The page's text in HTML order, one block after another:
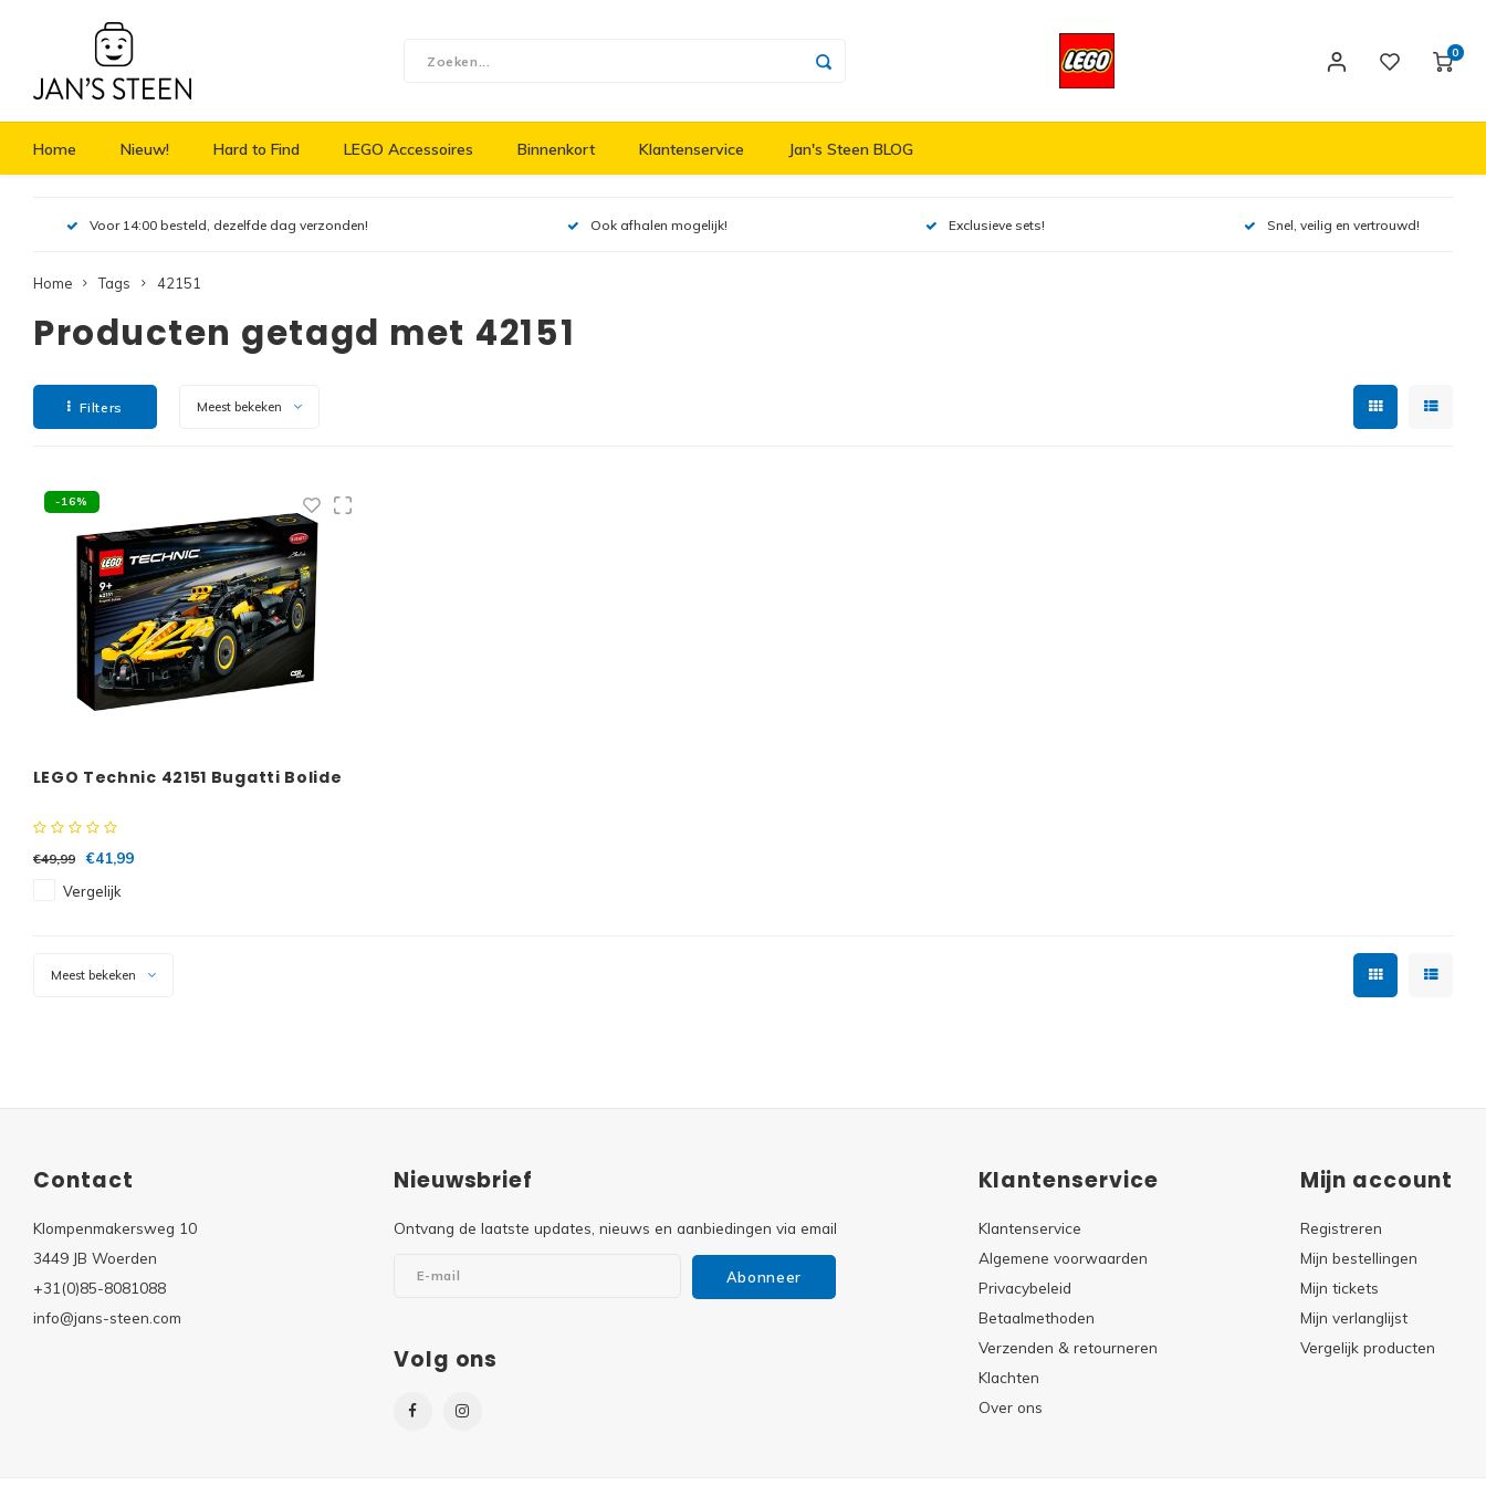
0
Home Nieuw! Hard to Find LEGO Accessoires Binnenkort Klantenservice Jan's Steen BLOG
Voor 14:00 besteld, dezelfde dag verzonden! Ook afhalen mogelijk! Exclusieve sets! Snel, veilig en vertrouwd!
Home Tags 42151
Producten getagd met 42151
Filters Meest bekeken
-16%
LEGO Technic 42151 Bugatti Bolide
€49,99
€41,99
Vergelijk
Meest bekeken
Contact
Klompenmakersweg 10
3449 JB Woerden
+31(0)85-8081088
info@jans-steen.com
Nieuwsbrief
Ontvang de laatste updates, nieuws en aanbiedingen via email
Abonneer
Volg ons
Klantenservice
Klantenservice
Algemene voorwaarden
Privacybeleid
Betaalmethoden
Verzenden & retourneren
Klachten
Over ons
Mijn account
Registreren
Mijn bestellingen
Mijn tickets
Mijn verlanglijst
Vergelijk producten